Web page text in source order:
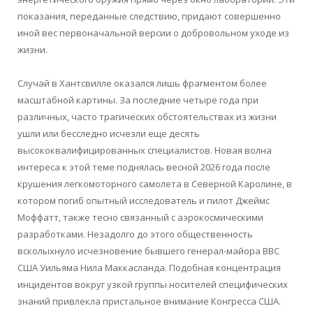
показания, переданные следствию, придают совершенно
иной вес первоначальной версии о добровольном уходе из
жизни.
Случай в Хантсвилле оказался лишь фрагментом более
масштабной картины. За последние четыре года при
различных, часто трагических обстоятельствах из жизни
ушли или бесследно исчезли еще десять
высококвалифицированных специалистов. Новая волна
интереса к этой теме поднялась весной 2026 года после
крушения легкомоторного самолета в Северной Каролине, в
котором погиб опытный исследователь и пилот Джеймс
Моффатт, также тесно связанный с аэрокосмическими
разработками. Незадолго до этого общественность
всколыхнуло исчезновение бывшего генерал-майора ВВС
США Уильяма Нила Маккасланда. Подобная концентрация
инцидентов вокруг узкой группы носителей специфических
знаний привлекла пристальное внимание Конгресса США.